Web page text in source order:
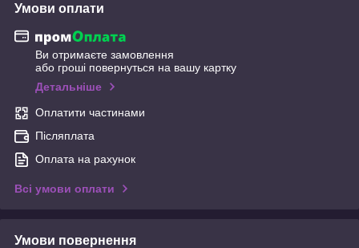
Умови оплати
Ви отримаєте замовлення
або гроші повернуться на вашу картку
Детальніше
Оплатити частинами
Післяплата
Оплата на рахунок
Всі умови оплати
Умови повернення